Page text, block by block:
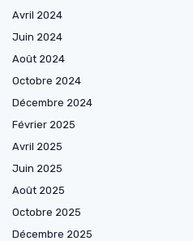
Avril 2024
Juin 2024
Août 2024
Octobre 2024
Décembre 2024
Février 2025
Avril 2025
Juin 2025
Août 2025
Octobre 2025
Décembre 2025